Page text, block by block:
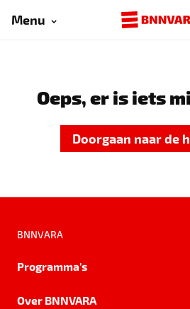
Menu
Oeps, er is iets
Doorgaan naar de
BNNVARA
Programma's
Over BNNVARA